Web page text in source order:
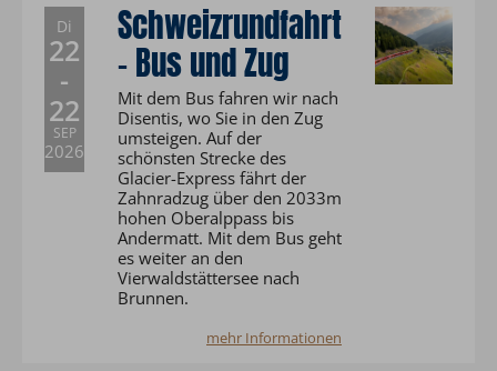
Di
22
-
22
SEP
2026
Schweizrundfahrt
- Bus und Zug
Mit dem Bus fahren wir nach
Disentis, wo Sie in den Zug
umsteigen. Auf der
schönsten Strecke des
Glacier-Express fährt der
Zahnradzug über den 2033m
hohen Oberalppass bis
Andermatt. Mit dem Bus geht
es weiter an den
Vierwaldstättersee nach
Brunnen.
mehr Informationen